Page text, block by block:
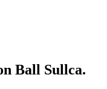
Ball Sullca.